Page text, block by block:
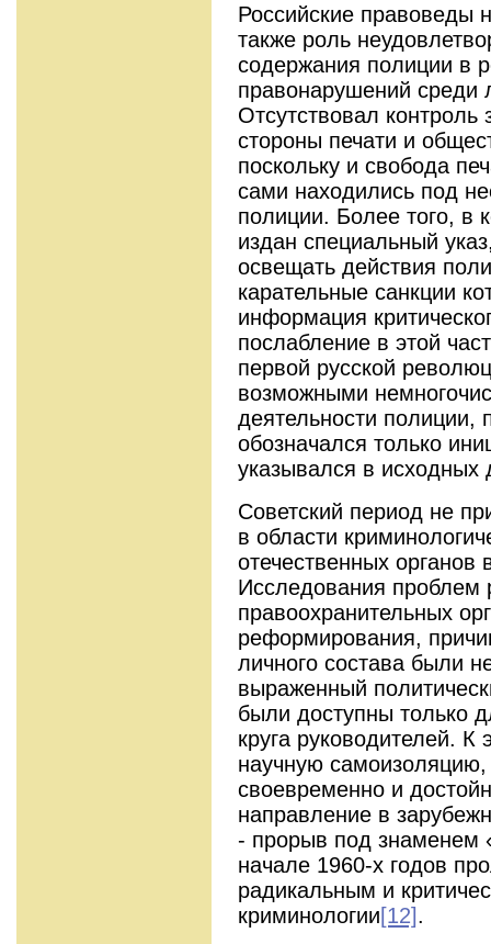
Российские правоведы
также роль
содержания полиции в
правонарушений среди
Отсутствовал
стороны печати и
поскольку и свобода
сами находились под
полиции. Более того, в
издан специальный
освещать действия
карательные санкции
информация
послабление в этой
первой русской
возможными
деятельности полиции,
обозначался только
указывался в исходных
Советский период не
в области
отечественных органов
Исследования проблем
правоохранительных
реформирования,
личного состава были
выраженный
были доступны только
круга руководителей. К
научную
своевременно и
направление в
- прорыв под знаменем
начале 1960-х годов
радикальным и
криминологии[12].